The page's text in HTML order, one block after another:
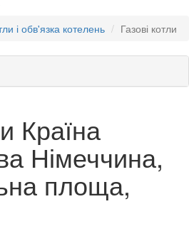
і обв'язка котелень Газові котли
Країна
Німеччина,
площа,